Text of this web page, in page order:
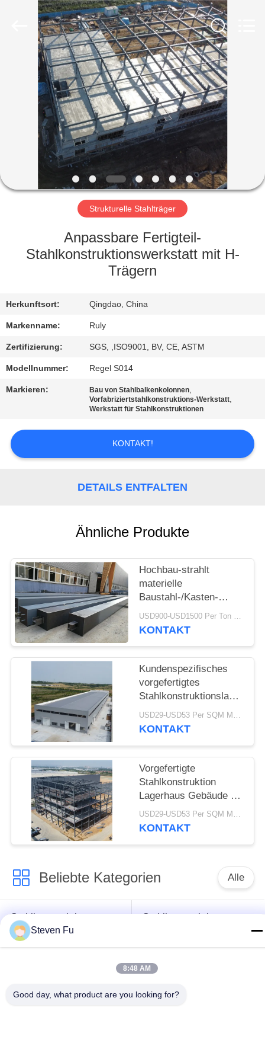
HAUS
PRODUKTE
VIDEOS
VR
SHOW
UNS
AUSFLUG
QUALITÄTSKONTROLLE
TRETEN
UNS
IN
VERBINDUNG
STÖRUNGS-
LÖSUNG
BLOG
SITEMAP
PRIVACY
POLICY
Strukturelle Stahlträger
Anpassbare Fertigteil-
Stahlkonstruktionswerkstatt mit H-
Trägern
Herkunftsort: Qingdao, China
Markenname: Ruly
Zertifizierung: SGS, ,ISO9001, BV, CE, ASTM
Modellnummer: Regel S014
Markieren: Bau von Stahlbalkenkolonnen,
Vorfabriziertstahlkonstruktions-Werkstatt,
Werkstatt für Stahlkonstruktionen
KONTAKT!
DETAILS ENTFALTEN
Ähnliche Produkte
Hochbau-strahlt
materielle
Baustahl-/Kasten-
Stahlspalte HerstellungUSD900-USD1500 Per Ton MOQ:30 Tonne
KONTAKT
Kundenspezifisches
vorgefertigtes
Stahlkonstruktionslager
Q355 H-Träger
USD29-USD53 Per SQM MOQ:500 Quadratmeter
KONTAKT
Vorgefertigte
Stahlkonstruktion
Lagerhaus Gebäude H-
Abschnitt Balken
USD29-USD53 Per SQM MOQ:500 Quadratmeter
KONTAKT
Beliebte Kategorien Alle
Stahlkonstruktion
Lager
Stahlkonstruktions-
Vorfabrizierte
Steven Fu
8:48 AM
Good day, what product are you looking for?